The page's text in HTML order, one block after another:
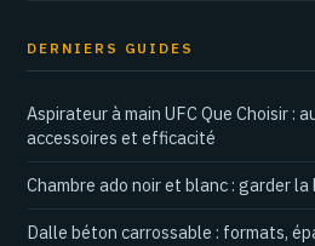
DERNIERS GUIDES
Aspirateur à main UFC Que Choisir :
accessoires et efficacité
Chambre ado noir et blanc : garder
Dalle béton carrossable : formats,